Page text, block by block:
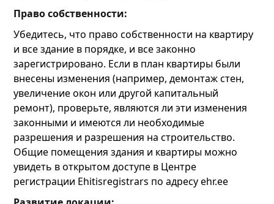
Право собственности:
Убедитесь, что право собственности на квартиру
и все здание в порядке, и все законно
зарегистрировано. Если в план квартиры были
внесены изменения (например, демонтаж стен,
увеличение окон или другой капитальный
ремонт), проверьте, являются ли эти изменения
законными и имеются ли необходимые
разрешения и разрешения на строительство.
Общие помещения здания и квартиры можно
увидеть в открытом доступе в Центре
регистрации Ehitisregistrars по адресу ehr.ee